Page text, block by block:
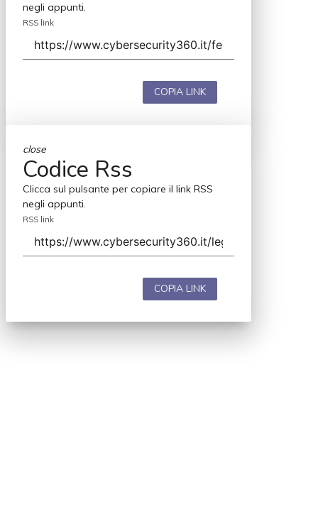
negli appunti.
RSS link
COPIA LINK
close
Codice Rss
Clicca sul pulsante per copiare il link RSS
negli appunti.
RSS link
COPIA LINK